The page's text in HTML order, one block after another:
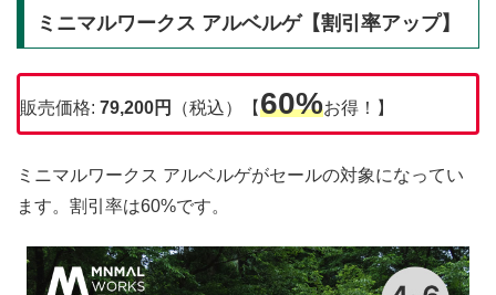
ミニマルワークス アルベルゲ【割引率アップ】
販売価格: 79,200円 （税込）【60%お得！】
ミニマルワークス アルベルゲがセールの対象になってい
ます。割引率は60%です。